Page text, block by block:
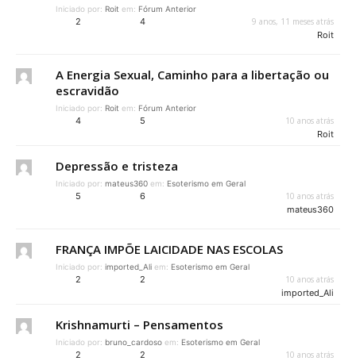
Iniciado por: Roit em: Fórum Anterior
2 4
9 anos, 11 meses atrás
Roit
A Energia Sexual, Caminho para a libertação ou
escravidão
Iniciado por: Roit em: Fórum Anterior
4 5
10 anos atrás
Roit
Depressão e tristeza
Iniciado por: mateus360 em: Esoterismo em Geral
5 6
10 anos atrás
mateus360
FRANÇA IMPÕE LAICIDADE NAS ESCOLAS
Iniciado por: imported_Ali em: Esoterismo em Geral
2 2
10 anos atrás
imported_Ali
Krishnamurti – Pensamentos
Iniciado por: bruno_cardoso em: Esoterismo em Geral
2 2
10 anos atrás